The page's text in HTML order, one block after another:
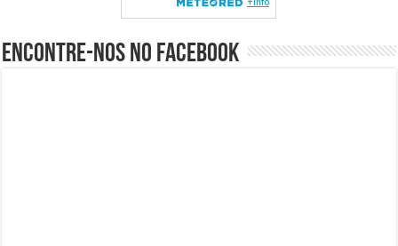
Encontre-nos no Facebook